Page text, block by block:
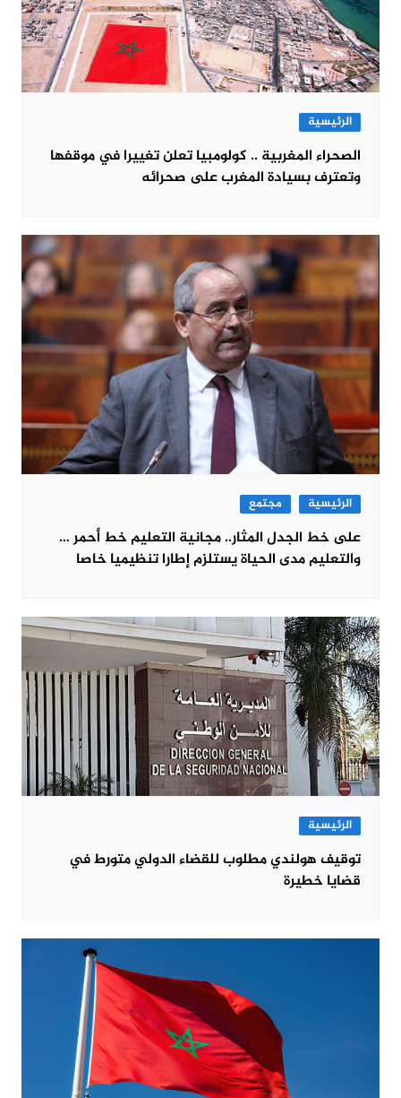
الرئيسية
الصحراء المغربية .. كولومبيا تعلن تغييرا في موقفها
وتعترف بسيادة المغرب على صحرائه
الرئيسية مجتمع
على خط الجدل المثار.. مجانية التعليم خط أحمر …
والتعليم مدى الحياة يستلزم إطارا تنظيميا خاصا
الرئيسية
توقيف هولندي مطلوب للقضاء الدولي متورط في
قضايا خطيرة